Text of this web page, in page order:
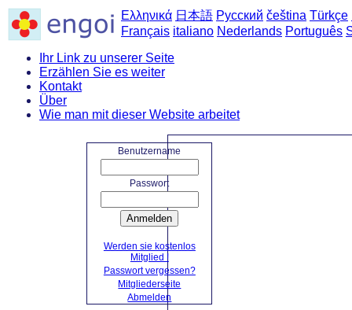
Ελληνικά 日本語 Русский čeština Türkçe
Français italiano Nederlands Português
Ihr Link zu unserer Seite
Erzählen Sie es weiter
Kontakt
Über
Wie man mit dieser Website arbeitet
Benutzername
Passwort
Anmelden
Werden sie kostenlos
Mitglied !
Passwort vergessen?
Mitgliederseite
Abmelden